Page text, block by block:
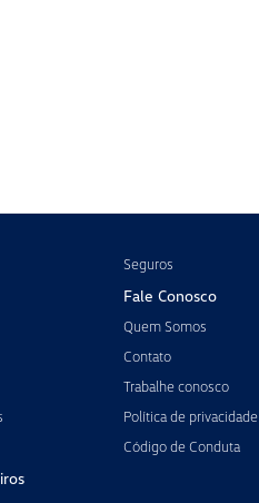
Seguros
Fale Conosco
Quem Somos
Contato
Trabalhe conosco
Política de privacidade
Código de Conduta